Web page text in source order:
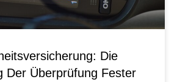
Die
Der Überprüfung Fester